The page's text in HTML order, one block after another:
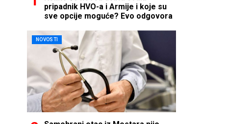
pripadnik HVO-a i Armije i koje su
sve opcije moguće? Evo odgovora
NOVOSTI